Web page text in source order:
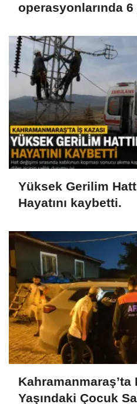
operasyonlarında
Yüksek Gerilim
Hayatını kaybetti.
Kahramanmaraş’ta
Yaşındaki Çocuk